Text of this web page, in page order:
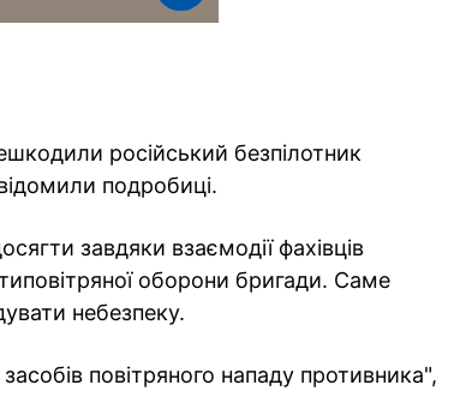
російський безпілотник
подробиці.
завдяки взаємодії фахівців
оборони бригади. Саме
небезпеку.
повітряного нападу противника",